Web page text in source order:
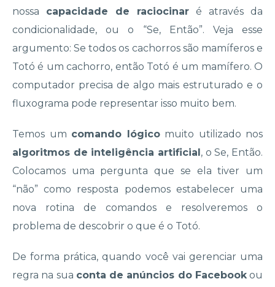
nossa capacidade de raciocinar é através da
condicionalidade, ou o “Se, Então”. Veja esse
argumento: Se todos os cachorros são mamíferos e
Totó é um cachorro, então Totó é um mamífero. O
computador precisa de algo mais estruturado e o
fluxograma pode representar isso muito bem.
Temos um comando lógicomuito utilizado nos
algoritmos de inteligência artificial, o Se, Então.
Colocamos uma pergunta que se ela tiver um
“não” como resposta podemos estabelecer uma
nova rotina de comandos e resolveremos o
problema de descobrir o que é o Totó.
De forma prática, quando você vai gerenciar uma
regra na sua conta de anúncios do Facebookou